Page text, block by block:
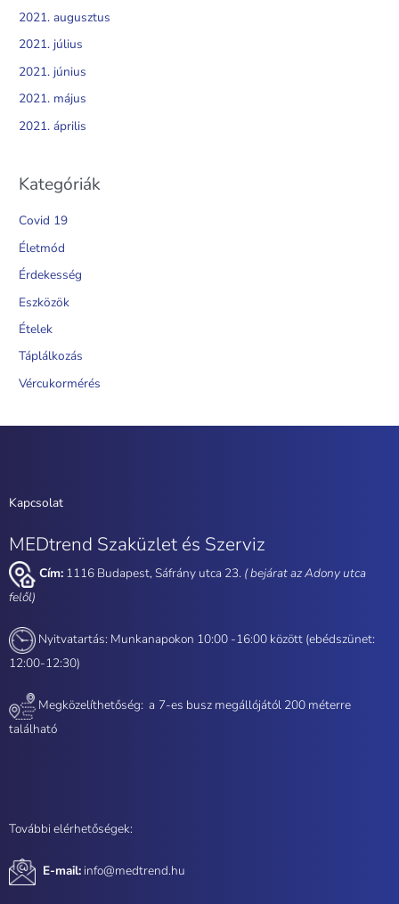
2021. augusztus
2021. július
2021. június
2021. május
2021. április
Kategóriák
Covid 19
Életmód
Érdekesség
Eszközök
Ételek
Táplálkozás
Vércukormérés
Kapcsolat
MEDtrend Szaküzlet és Szerviz
Cím: 1116 Budapest, Sáfrány utca 23. ( bejárat az Adony utca
felől)
Nyitvatartás: Munkanapokon 10:00 -16:00 között (ebédszünet:
12:00-12:30)
Megközelíthetőség: a 7-es busz megállójától 200 méterre
található
További elérhetőségek:
E-mail: info@medtrend.hu